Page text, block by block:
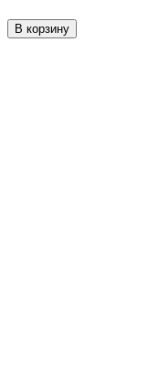
В корзину